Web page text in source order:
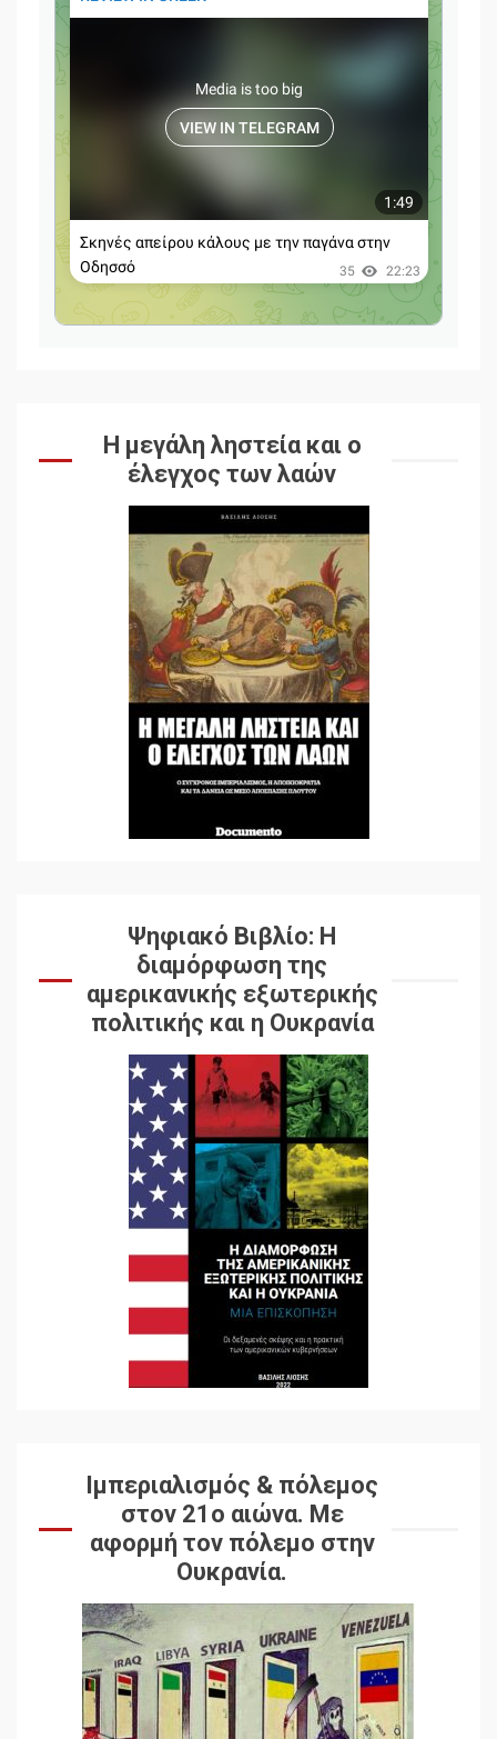
Η μεγάλη ληστεία και ο
έλεγχος των λαών
Ψηφιακό Βιβλίο: Η
διαμόρφωση της
αμερικανικής εξωτερικής
πολιτικής και η Ουκρανία
Ιμπεριαλισμός & πόλεμος
στον 21ο αιώνα. Mε
αφορμή τον πόλεμο στην
Ουκρανία.